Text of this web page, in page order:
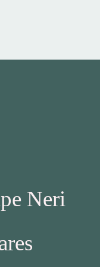
Neri